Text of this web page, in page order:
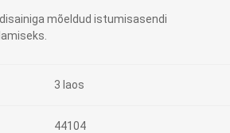
mõeldud istumisasendi
3 laos
44104